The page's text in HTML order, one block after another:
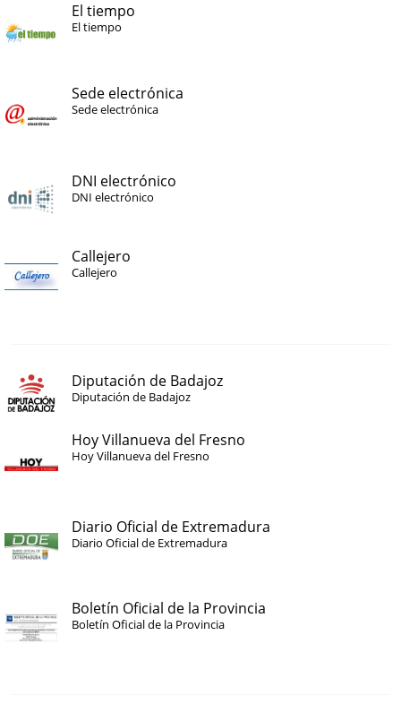
El tiempo
El tiempo
Sede electrónica
Sede electrónica
DNI electrónico
DNI electrónico
Callejero
Callejero
Diputación de Badajoz
Diputación de Badajoz
Hoy Villanueva del Fresno
Hoy Villanueva del Fresno
Diario Oficial de Extremadura
Diario Oficial de Extremadura
Boletín Oficial de la Provincia
Boletín Oficial de la Provincia